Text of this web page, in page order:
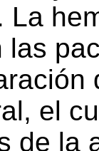
La
las
el
de la